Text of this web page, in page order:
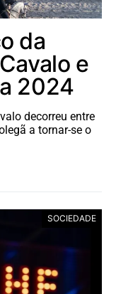
da
e
2024
decorreu entre
a tornar-se o
SOCIEDADE